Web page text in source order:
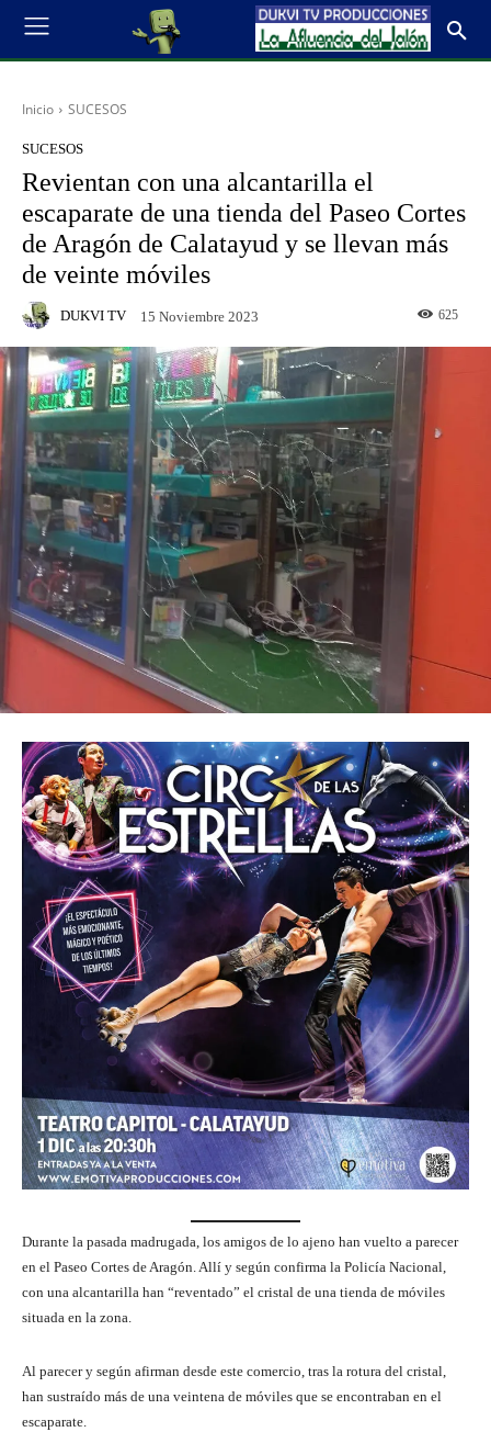
Inicio SUCESOS
SUCESOS
Revientan con una alcantarilla el
escaparate de una tienda del Paseo Cortes
de Aragón de Calatayud y se llevan más
de veinte móviles
DUKVI TV 15 Noviembre 2023 625
Durante la pasada madrugada, los amigos de lo ajeno han vuelto a parecer
en el Paseo Cortes de Aragón. Allí y según confirma la Policía Nacional,
con una alcantarilla han “reventado” el cristal de una tienda de móviles
situada en la zona.
Al parecer y según afirman desde este comercio, tras la rotura del cristal,
han sustraído más de una veintena de móviles que se encontraban en el
escaparate.